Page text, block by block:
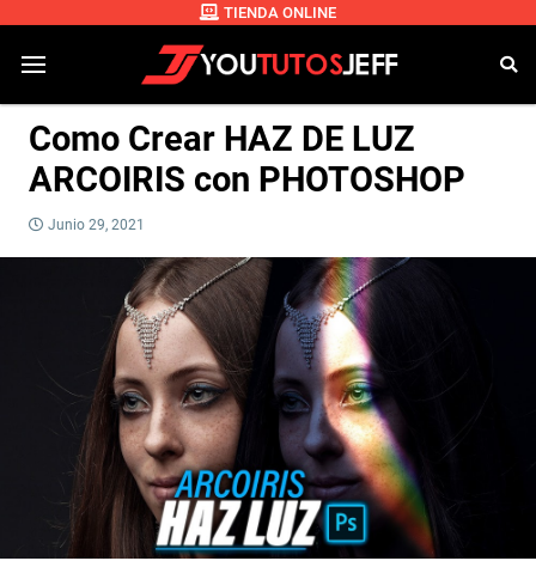
TIENDA ONLINE
Como Crear HAZ DE LUZ
ARCOIRIS con PHOTOSHOP
Junio 29, 2021